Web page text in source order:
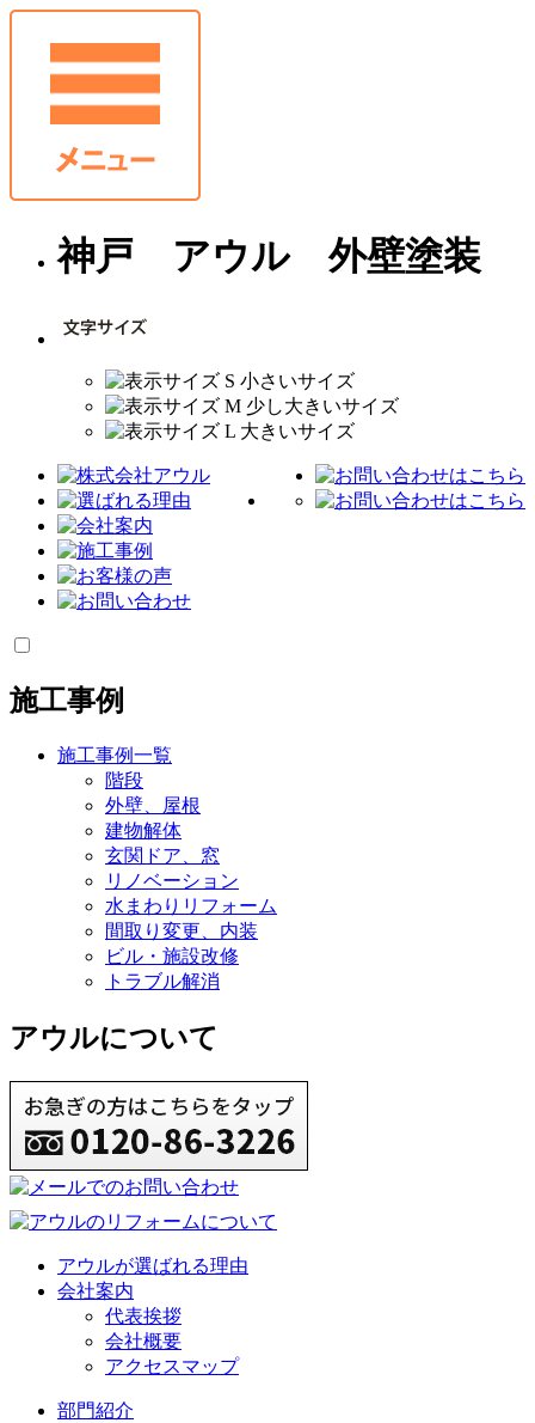
神戸 アウル 外壁塗装
施工事例
施工事例一覧
階段
外壁、屋根
建物解体
玄関ドア、窓
リノベーション
水まわりリフォーム
間取り変更、内装
ビル・施設改修
トラブル解消
アウルについて
アウルが選ばれる理由
会社案内
代表挨拶
会社概要
アクセスマップ
部門紹介